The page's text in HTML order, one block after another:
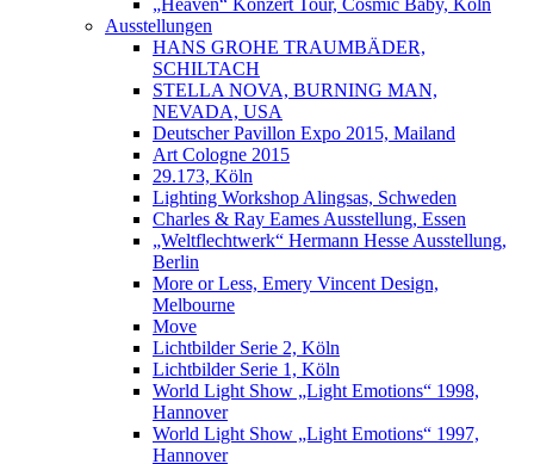
„Heaven“ Konzert Tour, Cosmic Baby, Köln
Ausstellungen
HANS GROHE TRAUMBÄDER,
SCHILTACH
STELLA NOVA, BURNING MAN,
NEVADA, USA
Deutscher Pavillon Expo 2015, Mailand
Art Cologne 2015
29.173, Köln
Lighting Workshop Alingsas, Schweden
Charles & Ray Eames Ausstellung, Essen
„Weltflechtwerk“ Hermann Hesse Ausstellung,
Berlin
More or Less, Emery Vincent Design,
Melbourne
Move
Lichtbilder Serie 2, Köln
Lichtbilder Serie 1, Köln
World Light Show „Light Emotions“ 1998,
Hannover
World Light Show „Light Emotions“ 1997,
Hannover